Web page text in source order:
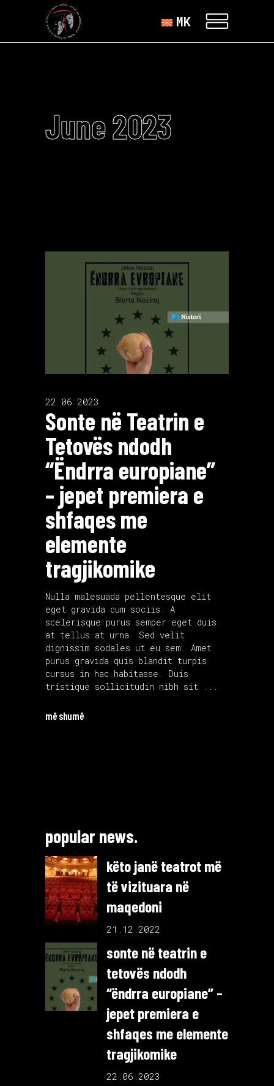
MK
June 2023
22.06.2023
Sonte në Teatrin e
Tetovës ndodh
“Ëndrra europiane”
– jepet premiera e
shfaqes me
elemente
tragjikomike
Nulla malesuada pellentesque elit
eget gravida cum sociis. A
scelerisque purus semper eget duis
at tellus at urna. Sed velit
dignissim sodales ut eu sem. Amet
purus gravida quis blandit turpis
cursus in hac habitasse. Duis
tristique sollicitudin nibh sit
më shumë
popular news.
këto janë teatrot më
të vizituara në
maqedoni
21.12.2022
sonte në teatrin e
tetovës ndodh
“ëndrra europiane” –
jepet premiera e
shfaqes me elemente
tragjikomike
22.06.2023